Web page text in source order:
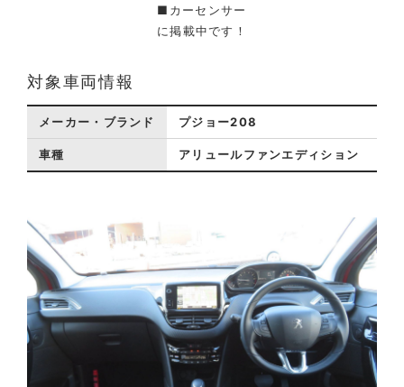
■カーセンサー
に掲載中です！
対象車両情報
メーカー・ブランド プジョー208
車種 アリュールファンエディション